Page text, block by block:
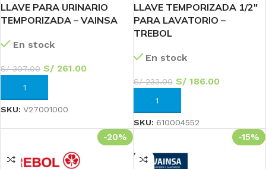
LLAVE PARA URINARIO
TEMPORIZADA – VAINSA
En stock
S/307.00 S/ 261.00
AÑADIR AL CARRITO
SKU: V27001000
LLAVE TEMPORIZADA 1/2″
PARA LAVATORIO –
TREBOL
En stock
S/233.00 S/186.00
AÑADIR AL CARRITO
SKU: 610004552
-20% -15%